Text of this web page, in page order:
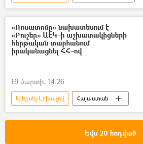
ՄԱԳԱՏԷ
Ռաֆայել Գրոսի
Իրանի Իսլամական Հանրապետություն
ԱՄՆ
Իսրայել ատոմակայան
«Ռոսատոմը» նախատեսում է
«Բուշեր» ԱԷԿ–ի աշխատակիցների
հերթական տարհանում
իրականացնել ՀՀ–ով
19 մարտի, 14:26
Ալեքսեյ Լիխաչով
Հայաստան
Իրանի Իսլամական Հանրապետություն
Եվս 20 հոդված